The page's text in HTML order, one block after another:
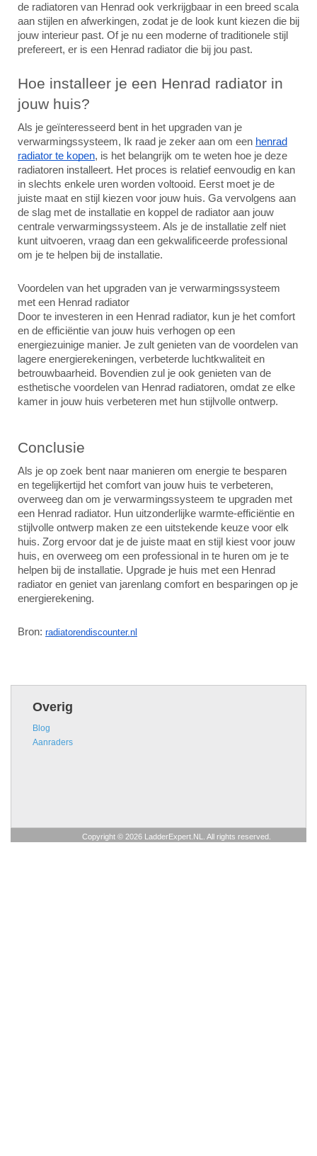
de radiatoren van Henrad ook verkrijgbaar in een breed scala
aan stijlen en afwerkingen, zodat je de look kunt kiezen die bij
jouw interieur past. Of je nu een moderne of traditionele stijl
prefereert, er is een Henrad radiator die bij jou past.
Hoe installeer je een Henrad radiator in
jouw huis?
Als je geïnteresseerd bent in het upgraden van je
verwarmingssysteem, Ik raad je zeker aan om een henrad
radiator te kopen, is het belangrijk om te weten hoe je deze
radiatoren installeert. Het proces is relatief eenvoudig en kan
in slechts enkele uren worden voltooid. Eerst moet je de
juiste maat en stijl kiezen voor jouw huis. Ga vervolgens aan
de slag met de installatie en koppel de radiator aan jouw
centrale verwarmingssysteem. Als je de installatie zelf niet
kunt uitvoeren, vraag dan een gekwalificeerde professional
om je te helpen bij de installatie.
Voordelen van het upgraden van je verwarmingssysteem
met een Henrad radiator
Door te investeren in een Henrad radiator, kun je het comfort
en de efficiëntie van jouw huis verhogen op een
energiezuinige manier. Je zult genieten van de voordelen van
lagere energierekeningen, verbeterde luchtkwaliteit en
betrouwbaarheid. Bovendien zul je ook genieten van de
esthetische voordelen van Henrad radiatoren, omdat ze elke
kamer in jouw huis verbeteren met hun stijlvolle ontwerp.
Conclusie
Als je op zoek bent naar manieren om energie te besparen
en tegelijkertijd het comfort van jouw huis te verbeteren,
overweeg dan om je verwarmingssysteem te upgraden met
een Henrad radiator. Hun uitzonderlijke warmte-efficiëntie en
stijlvolle ontwerp maken ze een uitstekende keuze voor elk
huis. Zorg ervoor dat je de juiste maat en stijl kiest voor jouw
huis, en overweeg om een professional in te huren om je te
helpen bij de installatie. Upgrade je huis met een Henrad
radiator en geniet van jarenlang comfort en besparingen op je
energierekening.
Bron: radiatorendiscounter.nl
Overig
Blog
Aanraders
Copyright © 2026 LadderExpert.NL. All rights reserved.